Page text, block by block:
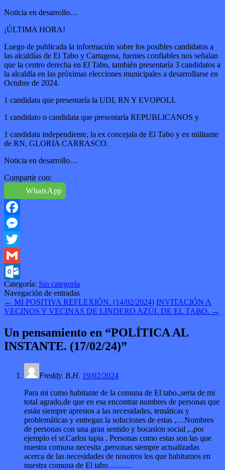
Noticia en desarrollo…
¡ÚLTIMA HORA!
Luego de publicada la información sobre los posibles candidatos a
las alcaldías de El Tabo y Cartagena, fuentes confiables nos señalan
que la centro derecha en El Tabo, también presentaría 3 candidatos a
la alcaldía en las próximas elecciones municipales a desarrollarse en
Octubre de 2024.
1 candidata que presentaría la UDI, RN Y EVOPOLI.
1 candidato o candidata que presentaría REPUBLICANOS y
1 candidata independiente, la ex concejala de El Tabo y ex militante
de RN, GLORIA CARRASCO.
Noticia en desarrollo…
Compartir con:
WhatsApp
Facebook
Messenger
Twitter
Gmail
Outlook.com
Categoría: Sin categoría
Navegación de entradas
← MI POSITIVA REFLEXIÓN. (14/02/2024) INVITACIÓN A
VECINOS Y VECINAS DE LINDERO AZÚL DE EL TABO. →
Un pensamiento en “POLÍTICA AL
INSTANTE. (17/02/24)”
Freddy. B.H. 19/02/2024
Para mi como habitante de la comuna de El tabo.,seria de mi
total agrado,de que en esa encontrar nombres de personas que
están siempre aprestos a las necesidades, temáticas y
problemáticas y entregan la soluciones de estas ,…Nombres
de personas con una gran sentido y bocasion social ,.,por
ejemplo el sr.Carlos tapia . Personas como estas son las que
nuestra comuna necesita ,personas siempre actualizadas
acerca de las necesidades de nosotros los que habitamos en
nuestra comuna de El tabo………